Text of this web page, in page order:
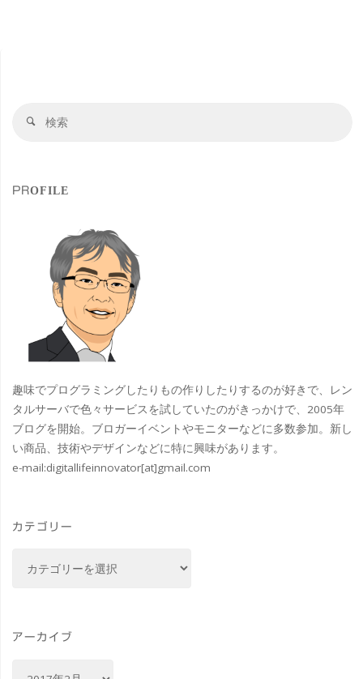
洞
ク
ル
ー
プ
ン
ク
洞
検
PROFILE
趣味でプログラミングしたりもの作りしたりするのが好きで、レン
タルサーバで色々サービスを試していたのがきっかけで、2005年
ブログを開始。ブロガーイベントやモニターなどに多数参加。新し
い商品、技術やデザインなどに特に興味があります。
e-mail:digitallifeinnovator[at]gmail.com
カテゴリー
ー
アーカイブ